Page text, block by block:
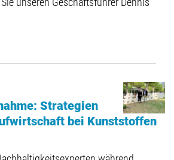
Strategien
bei Kunststoffen